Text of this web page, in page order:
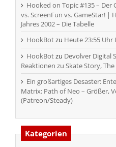
Hooked on Topic #135 – Der
vs. ScreenFun vs. GameStar! |
Jahres 2002 – Die Tabelle
HookBotzu Heute 23:55 Uhr
HookBotzu Devolver Digital
Reaktionen zu Skate Story,
Ein großartiges Desaster:
Matrix: Path of Neo – Größer,
(Patreon/Steady)
Kategorien